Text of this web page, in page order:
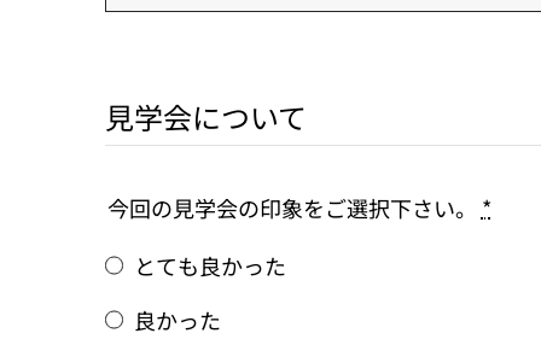
見学会について
今回の見学会の印象をご選択下さい。 *
とても良かった
良かった